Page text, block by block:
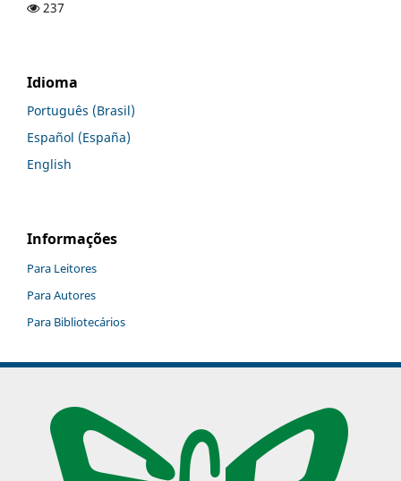
237
Idioma
Português (Brasil)
Español (España)
English
Informações
Para Leitores
Para Autores
Para Bibliotecários